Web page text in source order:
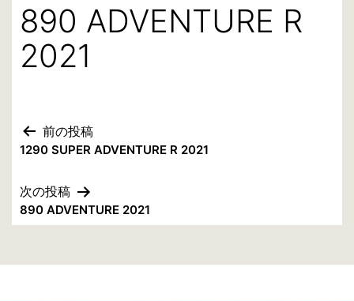
890 ADVENTURE R
2021
投
ナ
ゲ
前の投稿
1290 SUPER ADVENTURE R 2021
次の投稿
890 ADVENTURE 2021